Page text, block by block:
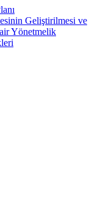
Geliştirilmesi ve
Yönetmelik